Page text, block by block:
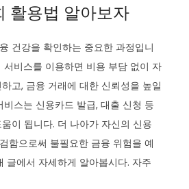
활용법 알아보자
건강을 확인하는 중요한 과정입니
서비스를 이용하면 비용 부담 없이 자
고, 금융 거래에 대한 신뢰성을 높일
스는 신용카드 발급, 대출 신청 등
이 됩니다. 더 나아가 자신의 신용
함으로써 불필요한 금융 위험을 예
글에서 자세하게 알아봅시다. 자주